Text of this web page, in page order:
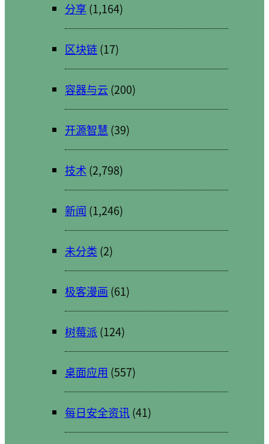
分享 (1,164)
区块链(17)
容器与云 (200)
开源智慧 (39)
技术 (2,798)
新闻 (1,246)
未分类 (2)
极客漫画 (61)
树莓派 (124)
桌面应用 (557)
每日安全资讯(41)